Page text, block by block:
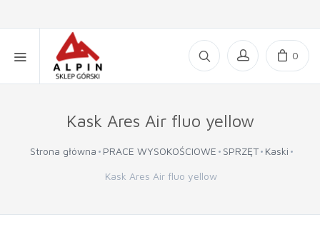
0
Kask Ares Air fluo yellow
Strona główna PRACE WYSOKOŚCIOWE SPRZĘT Kaski
Kask Ares Air fluo yellow